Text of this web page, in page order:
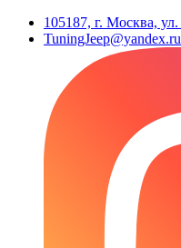
105187, г. Москва,
TuningJeep@yandex.ru